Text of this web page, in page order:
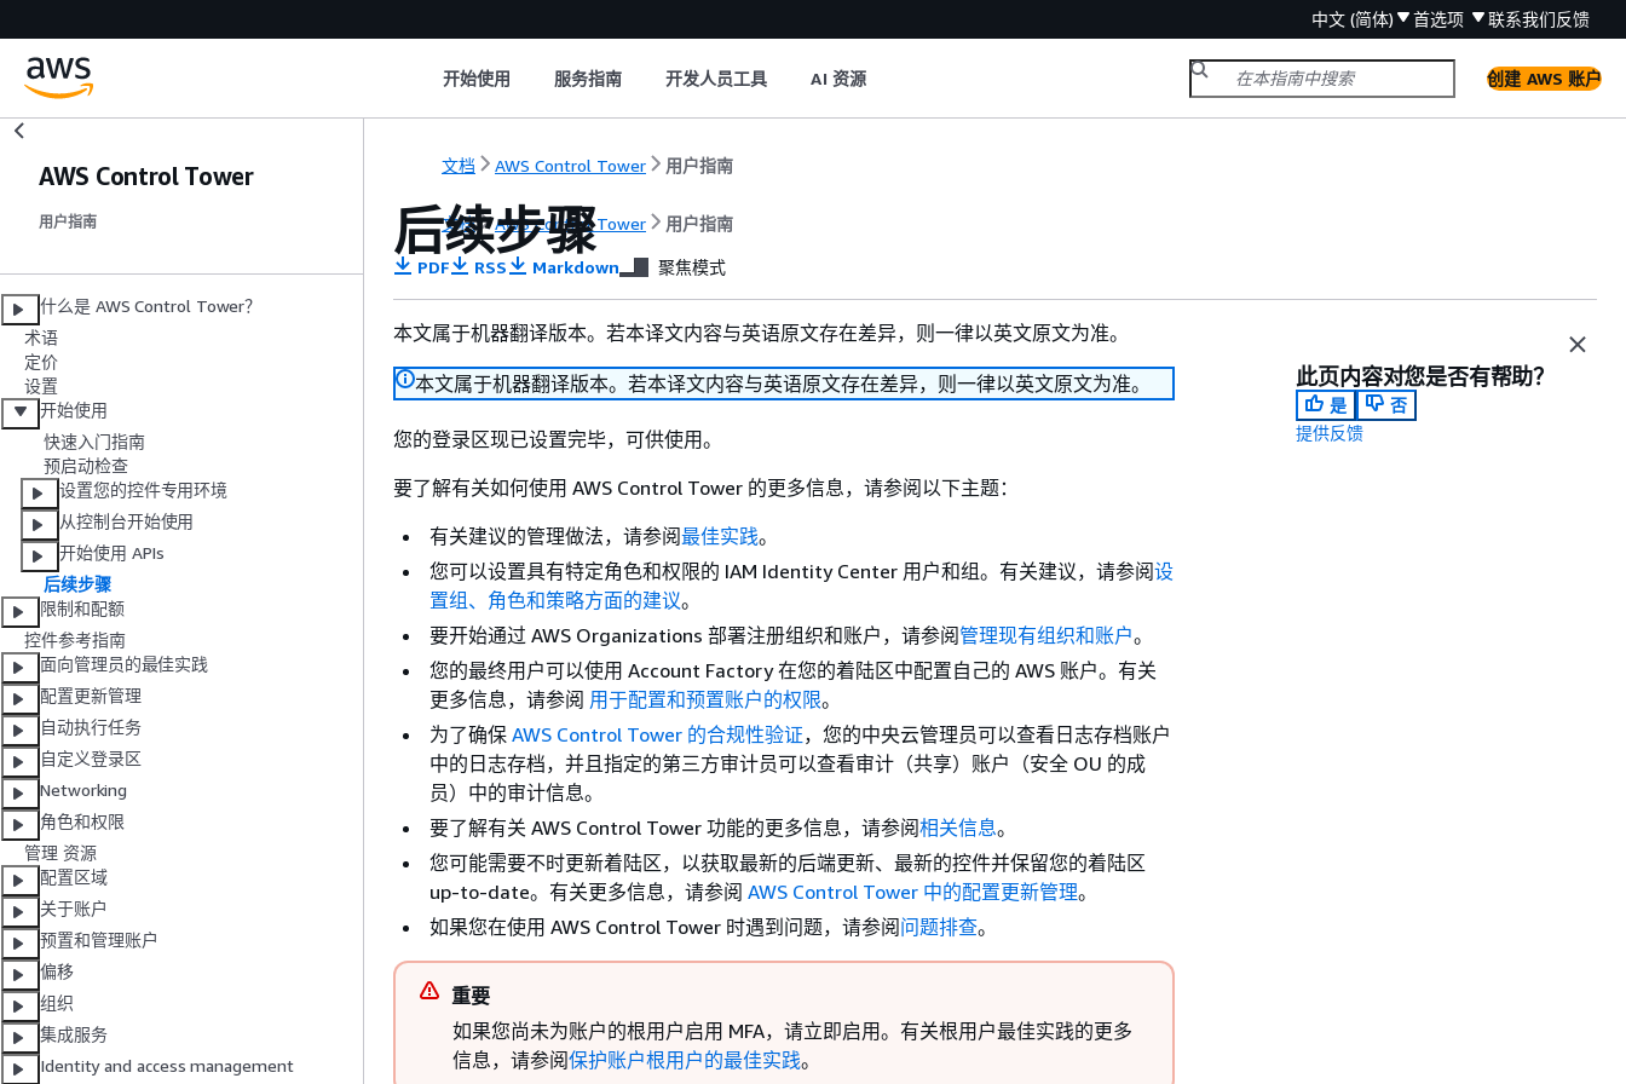
中文 (简体) 首选项 联系我们反馈
开始使用 服务指南 开发人员工具 AI 资源 创建 AWS 账户
AWS Control Tower
用户指南
什么是 AWS Control Tower？
术语
定价
设置
开始使用
快速入门指南
预启动检查
设置您的控件专用环境
从控制台开始使用
开始使用 APIs
后续步骤
限制和配额
控件参考指南
面向管理员的最佳实践
配置更新管理
自动执行任务
自定义登录区
Networking
角色和权限
管理 资源
配置区域
关于账户
预置和管理账户
偏移
组织
集成服务
Identity and access management
文档 AWS Control Tower 用户指南
文档 AWS Control Tower 用户指南
后续步骤
PDF RSS Markdown 聚焦模式
本文属于机器翻译版本。若本译文内容与英语原文存在差异，则一律以英文原文为准。
本文属于机器翻译版本。若本译文内容与英语原文存在差异，则一律以英文原文为准。
您的登录区现已设置完毕，可供使用。
要了解有关如何使用 AWS Control Tower 的更多信息，请参阅以下主题：
有关建议的管理做法，请参阅最佳实践。
您可以设置具有特定角色和权限的 IAM Identity Center 用户和组。有关建议，请参阅设
置组、角色和策略方面的建议。
要开始通过 AWS Organizations 部署注册组织和账户，请参阅管理现有组织和账户。
您的最终用户可以使用 Account Factory 在您的着陆区中配置自己的 AWS 账户。有关
更多信息，请参阅 用于配置和预置账户的权限。
为了确保 AWS Control Tower 的合规性验证，您的中央云管理员可以查看日志存档账户
中的日志存档，并且指定的第三方审计员可以查看审计（共享）账户（安全 OU 的成
员）中的审计信息。
要了解有关 AWS Control Tower 功能的更多信息，请参阅相关信息。
您可能需要不时更新着陆区，以获取最新的后端更新、最新的控件并保留您的着陆区
up-to-date。有关更多信息，请参阅 AWS Control Tower 中的配置更新管理。
如果您在使用 AWS Control Tower 时遇到问题，请参阅问题排查。
重要
如果您尚未为账户的根用户启用 MFA，请立即启用。有关根用户最佳实践的更多
信息，请参阅保护账户根用户的最佳实践。
此页内容对您是否有帮助？
是
否
提供反馈